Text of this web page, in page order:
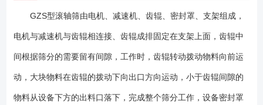
可试运转，机器应连续运转2个小时以上； 6、空载运行时应密切注意
动及不正常声音； 7、空载正常即可进行负载运行； 8、给料过程
总随时检查电流值的大小，轴承温度的变化及机体轴承的振动情况，若发
存的处理物后方可停机； 11、筛机没有完全停止前，严禁打开检查孔
GZS型滚轴筛由电机、减速机、齿辊、密封罩、支架组成，
电机与减速机与齿辊相连接、齿辊成排固定在支架上面，齿辊中
间根据筛分的需要留有间隙，工作时，齿辊转动拨动物料向前运
动，大块物料在齿辊的拨动下向出口方向运动，小于齿辊间隙的
物料从设备下方的出料口落下，完成整个筛分工作，设备密封罩